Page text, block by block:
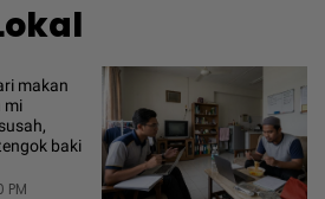
makan
mi
baki
PM